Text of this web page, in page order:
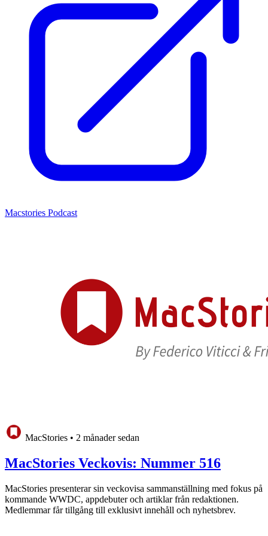
Macstories Podcast
MacStories • 2 månader sedan
MacStories Veckovis: Nummer 516
MacStories presenterar sin veckovisa sammanställning med fokus på
kommande WWDC, appdebuter och artiklar från redaktionen.
Medlemmar får tillgång till exklusivt innehåll och nyhetsbrev.